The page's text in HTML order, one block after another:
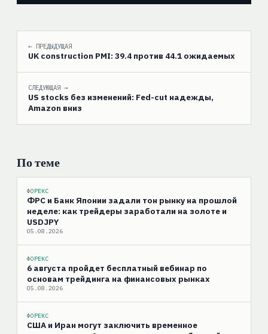
← ПРЕДЫДУЩАЯ
UK construction PMI: 39.4 против 44.1 ожидаемых
СЛЕДУЮЩАЯ →
US stocks без изменений: Fed-cut надежды,
Amazon вниз
По теме
ФОРЕКС
ФРС и Банк Японии задали тон рынку на прошлой
неделе: как трейдеры заработали на золоте и
USDJPY
05.08.2026
ФОРЕКС
6 августа пройдет бесплатный вебинар по
основам трейдинга на финансовых рынках
05.08.2026
ФОРЕКС
США и Иран могут заключить временное